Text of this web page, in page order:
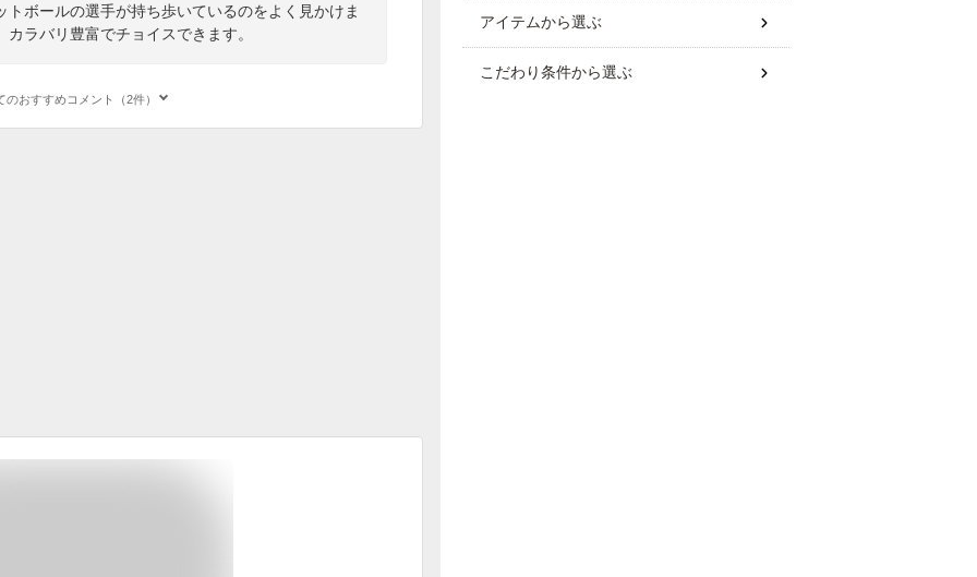
ボールの選手が持ち歩いているのをよく見かけま
ラバリ豊富でチョイスできます。
のおすすめコメント（2件）
アイテムから選ぶ
こだわり条件から選ぶ